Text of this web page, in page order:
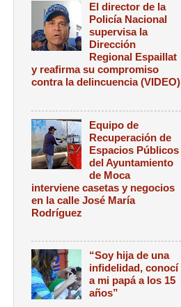
El director de la
Policía Nacional
supervisa la
Dirección
Regional Espaillat
y reafirma su compromiso
contra la delincuencia (VIDEO)
Equipo de
Recuperación de
Espacios Públicos
del Ayuntamiento
de Moca
interviene casetas y negocios
en la calle José María
Rodríguez
“Soy hija de una
infidelidad, conocí
a mi papá a los 15
años”